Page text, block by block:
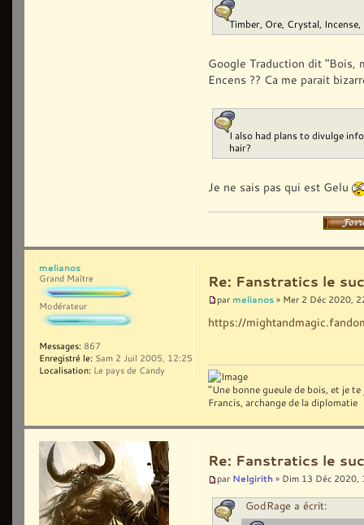
Timber, Ore, Crystal,
Google Traduction dit "Bois,
Encens ?? Ca me parait
I also had plans to divulge
hair?
Je ne sais pas qui est Gelu
Re: Fanstratics le
par melianos » Mer 2 Déc 2020,
https://
"Une bonne gueule de bois, et je
Francis, archange de la diplomatie
melianos
Grand Maître
Modérateur
Messages: 867
Enregistré le: Sam 2 Juil 2005, 12:25
Localisation: Le pays de Candy
Re: Fanstratics le
par Nelgirith » Dim 13 Déc 2020,
GodRage a écrit: